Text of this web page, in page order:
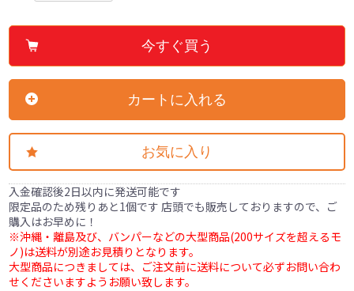
今すぐ買う
カートに入れる
お気に入り
入金確認後2日以内に発送可能です
限定品のため残りあと1個です 店頭でも販売しておりますので、ご
購入はお早めに！
※沖縄・離島及び、バンパーなどの大型商品(200サイズを超えるモ
ノ)は送料が別途お見積りとなります。
大型商品につきましては、ご注文前に送料について必ずお問い合わ
せくださいますようお願い致します。